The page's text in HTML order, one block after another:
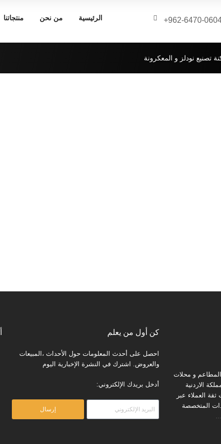
962-6470- الرئيسية من نحن منتجاتنا
تصنيع نودلز و المعكرونة
و محلات
الاردنية
العملاء عبر
المتخصصة
كن أول من يعلم
احصل على أحدث المعلومات حول الأحداث ،المبيعات
والعروض. اشترك في النشرة الإخبارية اليوم
أدخل بريدك الإلكتروني:
إرسال